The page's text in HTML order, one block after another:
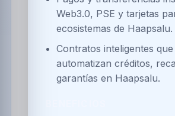
reglas dinámicas y alertas
Tokenización de activos
para programas de
financiación.